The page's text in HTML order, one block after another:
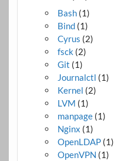
Bash (1)
Bind (1)
Cyrus (2)
fsck (2)
Git (1)
Journalctl (1)
Kernel (2)
LVM (1)
manpage (1)
Nginx (1)
OpenLDAP (1)
OpenVPN (1)